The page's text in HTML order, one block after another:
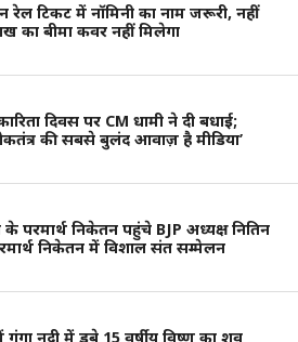
टिकट में नॉमिनी का नाम जरूरी, नहीं
का बीमा कवर नहीं मिलेगा
दिवस पर CM धामी ने दी बधाई;
की सबसे बुलंद आवाज़ है मीडिया’
परमार्थ निकेतन पहुंचे BJP अध्यक्ष नितिन
निकेतन में विशाल संत सम्मेलन
में गंगा नदी में डूबे 15 वर्षीय विष्णु का शव